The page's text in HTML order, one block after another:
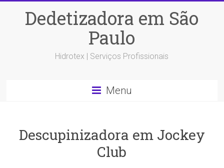
Dedetizadora em São
Paulo
Hidrotex | Serviços Profissionais
Menu
Descupinizadora em Jockey
Club